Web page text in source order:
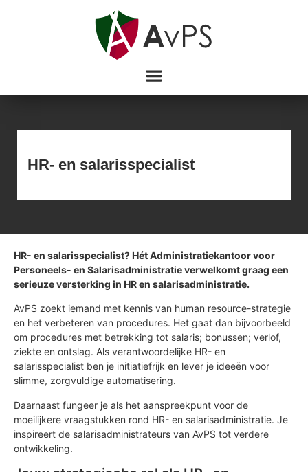
HR- en salarisspecialist
HR- en salarisspecialist? Hét Administratiekantoor voor
Personeels- en Salarisadministratie verwelkomt graag een
serieuze versterking in HR en salarisadministratie.
AvPS zoekt iemand met kennis van human resource-strategie
en het verbeteren van procedures. Het gaat dan bijvoorbeeld
om procedures met betrekking tot salaris; bonussen; verlof,
ziekte en ontslag. Als verantwoordelijke HR- en
salarisspecialist ben je initiatiefrijk en lever je ideeën voor
slimme, zorgvuldige automatisering.
Daarnaast fungeer je als het aanspreekpunt voor de
moeilijkere vraagstukken rond HR- en salarisadministratie. Je
inspireert de salarisadministrateurs van AvPS tot verdere
ontwikkeling.